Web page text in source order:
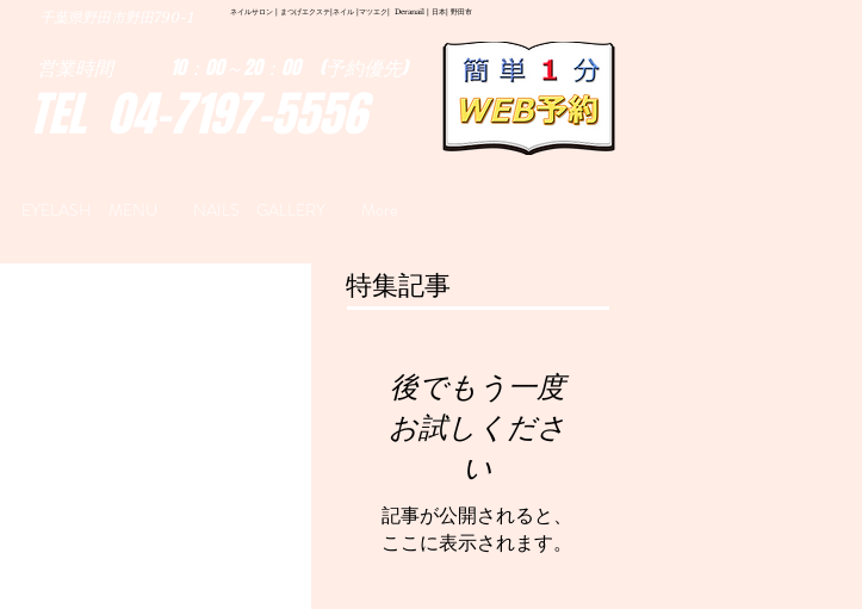
ネイルサロン | まつげエクステ|ネイル |マツエク| Deranail | 日本| 野田市
千葉県野田市野田790-1
TEL 04-7197-5556
営業時間 10：00～20：00 (予約優先)
特集記事
後でもう一度
お試しくださ
い
記事が公開されると、
ここに表示されます。